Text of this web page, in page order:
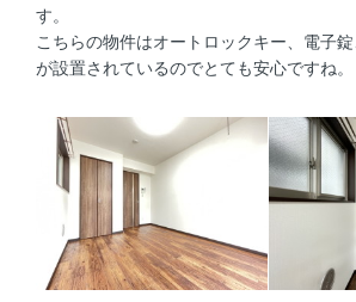
す。
こちらの物件はオートロックキー、電子
が設置されているのでとても安心ですね。